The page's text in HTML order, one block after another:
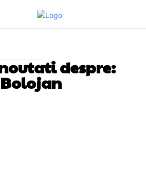
despre:
Bolojan